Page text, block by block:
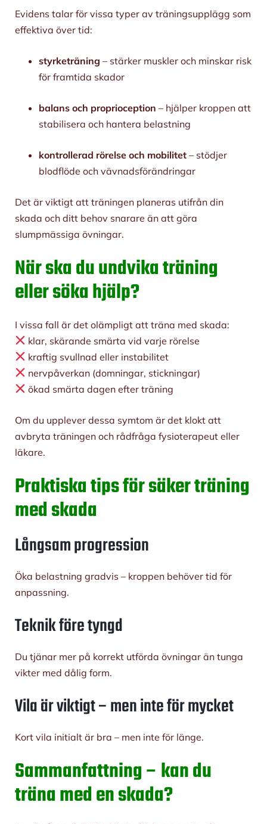
Evidens talar för vissa typer av träningsupplägg som
effektiva över tid:
styrketräning – stärker muskler och minskar risk
för framtida skador
balans och proprioception – hjälper kroppen att
stabilisera och hantera belastning
kontrollerad rörelse och mobilitet – stödjer
blodflöde och vävnadsförändringar
Det är viktigt att träningen planeras utifrån din
skada och ditt behov snarare än att göra
slumpmässiga övningar.
När ska du undvika träning
eller söka hjälp?
I vissa fall är det olämpligt att träna med skada:
klar, skärande smärta vid varje rörelse
kraftig svullnad eller instabilitet
nervpåverkan (domningar, stickningar)
ökad smärta dagen efter träning
Om du upplever dessa symtom är det klokt att
avbryta träningen och rådfråga fysioterapeut eller
läkare.
Praktiska tips för säker träning
med skada
Långsam progression
Öka belastning gradvis – kroppen behöver tid för
anpassning.
Teknik före tyngd
Du tjänar mer på korrekt utförda övningar än tunga
vikter med dålig form.
Vila är viktigt – men inte för mycket
Kort vila initialt är bra – men inte för länge.
Sammanfattning – kan du
träna med en skada?